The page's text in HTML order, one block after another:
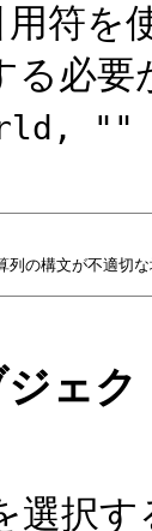
符を
る必
列の構文が不適切
ェ
選択